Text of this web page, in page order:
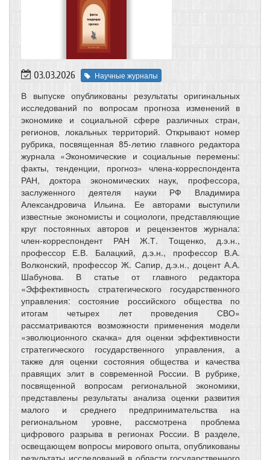
03.03.2026 Научные журналы
В выпуске опубликованы результаты оригинальных
исследований по вопросам прогноза изменений в
экономике и социальной сфере различных стран,
регионов, локальных территорий. Открывают номер
рубрика, посвященная 85-летию главного редактора
журнала «Экономические и социальные перемены:
факты, тенденции, прогноз» члена-корреспондента
РАН, доктора экономических наук, профессора,
заслуженного деятеля науки РФ Владимира
Александровича Ильина. Ее авторами выступили
известные экономисты и социологи, представляющие
круг постоянных авторов и рецензентов журнала:
член-корреспондент РАН Ж.Т. Тощенко, д.э.н.,
профессор Е.В. Балацкий, д.э.н., профессор В.А.
Волконский, профессор Ж. Сапир, д.э.н., доцент А.А.
Шабунова. В статье от главного редактора
«Эффективность стратегического государственного
управления: состояние российского общества по
итогам четырех лет проведения СВО»
рассматриваются возможности применения модели
«эволюционного скачка» для оценки эффективности
стратегического государственного управления, а
также для оценки состояния общества и качества
правящих элит в современной России. В рубрике,
посвященной вопросам региональной экономики,
представлены результаты анализа оценки развития
малого и среднего предпринимательства на
региональном уровне, рассмотрена проблема
цифрового разрыва в регионах России. В разделе,
освещающем вопросы мирового опыта, опубликованы
результаты исследований в области государственного